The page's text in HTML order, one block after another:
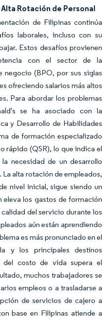
Rotación de Personal
de Filipinas continúa
laborales, incluso con su
Estos desafíos provienen
con el sector de la
negocio (BPO, por sus siglas
ofreciendo salarios más altos
Para abordar los problemas
se ha asociado con la
y Desarrollo de Habilidades
de formación especializado
rápido (QSR), lo que indica el
necesidad de un desarrollo
alta rotación de empleados,
nivel inicial, sigue siendo un
los gastos de formación
del servicio durante los
aún están aprendiendo
es más pronunciado en el
y los principales destinos
del costo de vida supera el
muchos trabajadores se
empleos o a trasladarse a
de servicios de cajero a
base en Filipinas atiende a